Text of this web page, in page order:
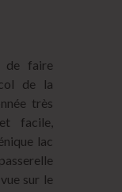
de faire
de la
très
facile,
lac
sur le